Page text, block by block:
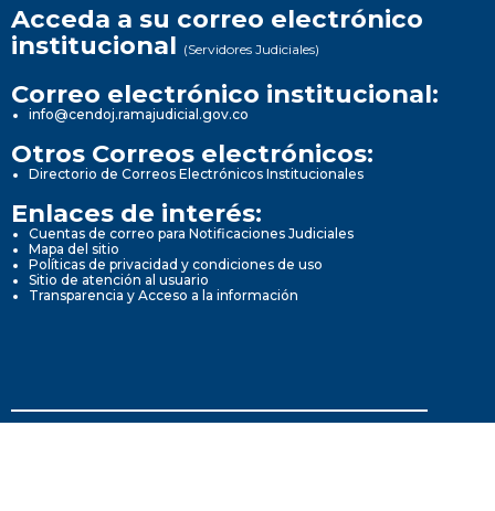
Acceda a su correo electrónico
institucional (Servidores Judiciales)
Correo electrónico institucional:
info@cendoj.ramajudicial.gov.co
Otros Correos electrónicos:
Directorio de Correos Electrónicos Institucionales
Enlaces de interés:
Cuentas de correo para Notificaciones Judiciales
Mapa del sitio
Políticas de privacidad y condiciones de uso
Sitio de atención al usuario
Transparencia y Acceso a la información